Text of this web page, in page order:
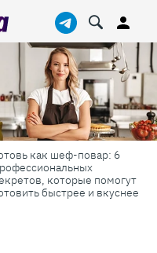
приключения:
красивые фестивали
в августе